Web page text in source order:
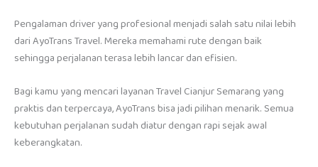
Pengalaman driver yang profesional menjadi salah satu nilai lebih
dari AyoTrans Travel. Mereka memahami rute dengan baik
sehingga perjalanan terasa lebih lancar dan efisien.
Bagi kamu yang mencari layanan Travel Cianjur Semarang yang
praktis dan terpercaya, AyoTrans bisa jadi pilihan menarik. Semua
kebutuhan perjalanan sudah diatur dengan rapi sejak awal
keberangkatan.